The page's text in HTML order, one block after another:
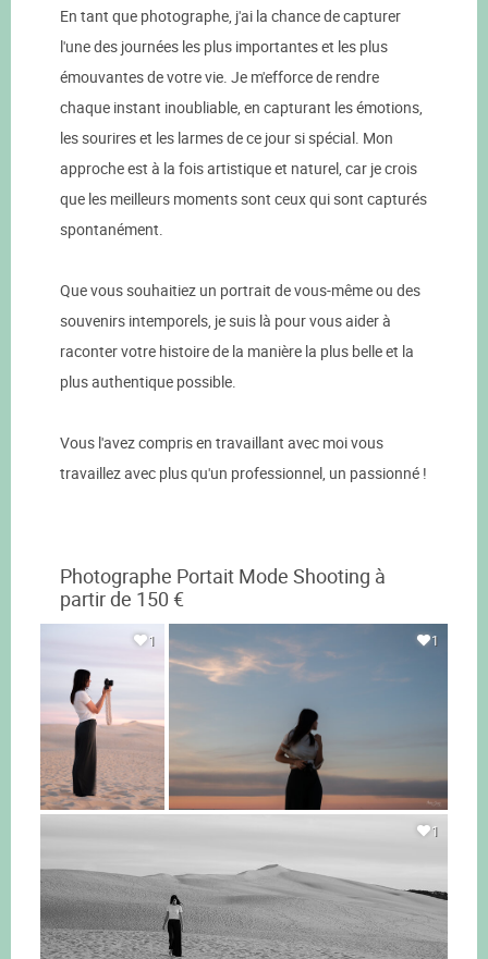
En tant que photographe, j'ai la chance de capturer
l'une des journées les plus importantes et les plus
émouvantes de votre vie. Je m'efforce de rendre
chaque instant inoubliable, en capturant les émotions,
les sourires et les larmes de ce jour si spécial. Mon
approche est à la fois artistique et naturel, car je crois
que les meilleurs moments sont ceux qui sont capturés
spontanément.
Que vous souhaitiez un portrait de vous-même ou des
souvenirs intemporels, je suis là pour vous aider à
raconter votre histoire de la manière la plus belle et la
plus authentique possible.
Vous l'avez compris en travaillant avec moi vous
travaillez avec plus qu'un professionnel, un passionné !
Photographe Portait Mode Shooting à
partir de 150 €
1 1
1